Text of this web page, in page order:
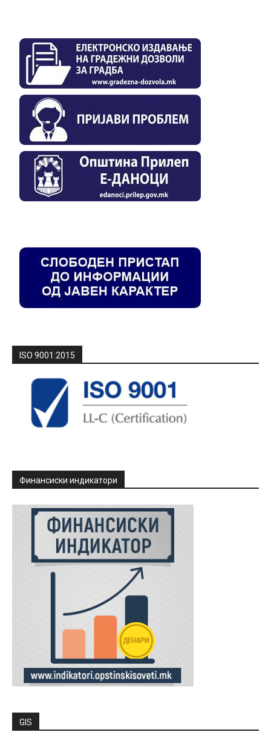
ISO 9001:2015
Финансиски индикатори
GIS